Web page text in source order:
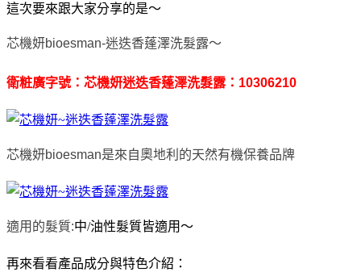
這次要來跟大家分享的是～
芯機妍bioesman-迷迭香蓬澤洗髮露～
衛粧廣字號：芯機妍迷迭香蓬澤洗髮露：10306210
芯機妍bioesman是來自奧地利的天然有機保養品牌
適用的髮質:中/油性髮質皆適用～
再來看看產品成分與特色介紹：